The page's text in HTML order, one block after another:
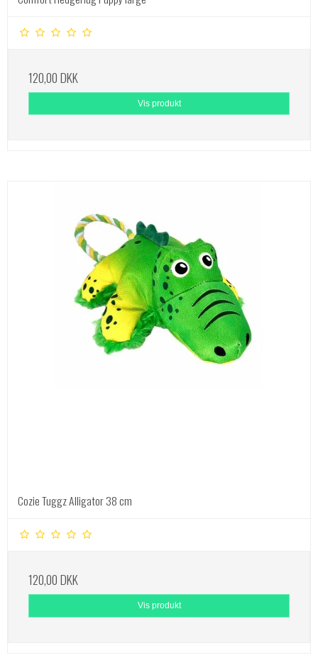
120,00 DKK
Vis produkt
Cozie Tuggz Alligator 38 cm
120,00 DKK
Vis produkt